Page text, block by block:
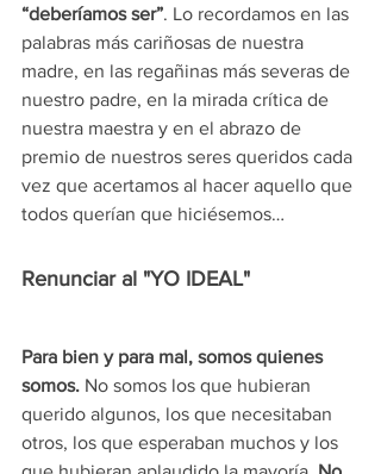
“deberíamos ser”. Lo recordamos en las
palabras más cariñosas de nuestra
madre, en las regañinas más severas de
nuestro padre, en la mirada crítica de
nuestra maestra y en el abrazo de
premio de nuestros seres queridos cada
vez que acertamos al hacer aquello que
todos querían que hiciésemos…
Renunciar al "YO IDEAL"
Para bien y para mal, somos quienes
somos. No somos los que hubieran
querido algunos, los que necesitaban
otros, los que esperaban muchos y los